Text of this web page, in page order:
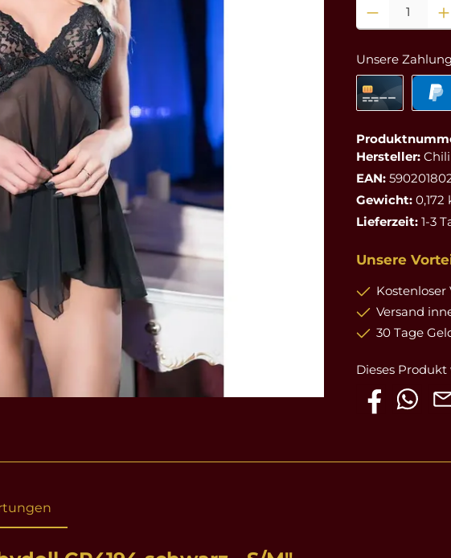
Unsere
Hersteller:
EAN:
Gewicht: 0,172
Lieferzeit: 1-3
Unsere
Kostenloser
Versand
30 Tage
Dieses